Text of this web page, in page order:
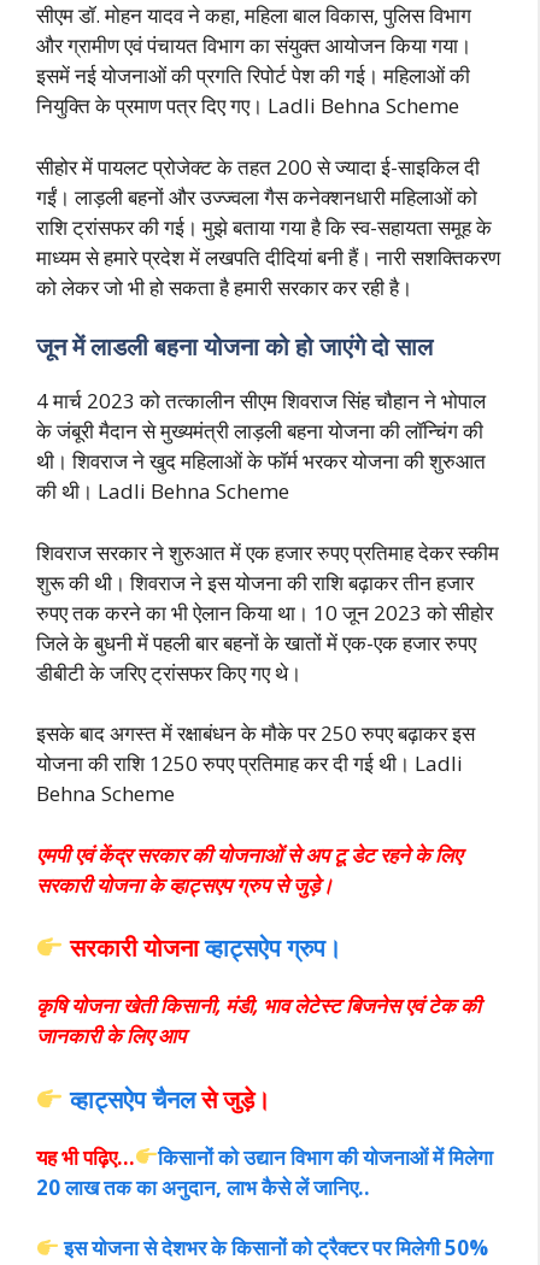
सीएम डॉ. मोहन यादव ने कहा, महिला बाल विकास, पुलिस विभाग
और ग्रामीण एवं पंचायत विभाग का संयुक्त आयोजन किया गया।
इसमें नई योजनाओं की प्रगति रिपोर्ट पेश की गई। महिलाओं की
नियुक्ति के प्रमाण पत्र दिए गए। Ladli Behna Scheme
सीहोर में पायलट प्रोजेक्ट के तहत 200 से ज्यादा ई-साइकिल दी
गईं। लाड़ली बहनों और उज्ज्वला गैस कनेक्शनधारी महिलाओं को
राशि ट्रांसफर की गई। मुझे बताया गया है कि स्व-सहायता समूह के
माध्यम से हमारे प्रदेश में लखपति दीदियां बनी हैं। नारी सशक्तिकरण
को लेकर जो भी हो सकता है हमारी सरकार कर रही है।
जून में लाडली बहना योजना को हो जाएंगे दो साल
4 मार्च 2023 को तत्कालीन सीएम शिवराज सिंह चौहान ने भोपाल
के जंबूरी मैदान से मुख्यमंत्री लाड़ली बहना योजना की लॉन्चिंग की
थी। शिवराज ने खुद महिलाओं के फॉर्म भरकर योजना की शुरुआत
की थी। Ladli Behna Scheme
शिवराज सरकार ने शुरुआत में एक हजार रुपए प्रतिमाह देकर स्कीम
शुरू की थी। शिवराज ने इस योजना की राशि बढ़ाकर तीन हजार
रुपए तक करने का भी ऐलान किया था। 10 जून 2023 को सीहोर
जिले के बुधनी में पहली बार बहनों के खातों में एक-एक हजार रुपए
डीबीटी के जरिए ट्रांसफर किए गए थे।
इसके बाद अगस्त में रक्षाबंधन के मौके पर 250 रुपए बढ़ाकर इस
योजना की राशि 1250 रुपए प्रतिमाह कर दी गई थी। Ladli
Behna Scheme
एमपी एवं केंद्र सरकार की योजनाओं से अप टू डेट रहने के लिए
सरकारी योजना के व्हाट्सएप ग्रुप से जुड़े।
सरकारी योजनाव्हाट्सऐप ग्रुप।
कृषि योजना खेती किसानी, मंडी, भाव लेटेस्ट बिजनेस एवं टेक की
जानकारी के लिए आप
व्हाट्सऐप चैनलसे जुड़े।
यह भी पढ़िए…
किसानों को उद्यान विभाग की योजनाओं में मिलेगा
20 लाख तक का अनुदान, लाभ कैसे लें जानिए..
इस योजना से देशभर के किसानों को ट्रैक्टर पर मिलेगी 50%